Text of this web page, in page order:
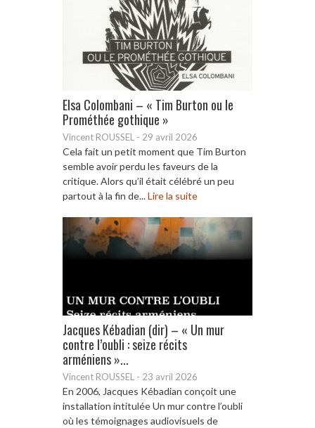
Elsa Colombani – « Tim Burton ou le
Prométhée gothique »
Vincent ROUSSEL - 29 avril 2026
Cela fait un petit moment que Tim Burton
semble avoir perdu les faveurs de la
critique. Alors qu’il était célébré un peu
partout à la fin de...Lire la suite
Jacques Kébadian (dir) – « Un mur
contre l’oubli : seize récits
arméniens »...
Vincent ROUSSEL - 23 avril 2026
En 2006, Jacques Kébadian conçoit une
installation intitulée Un mur contre l’oubli
où les témoignages audiovisuels de